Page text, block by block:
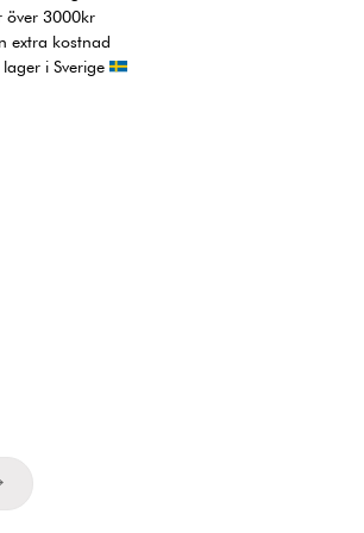
över 3000kr
extra kostnad
lager i Sverige